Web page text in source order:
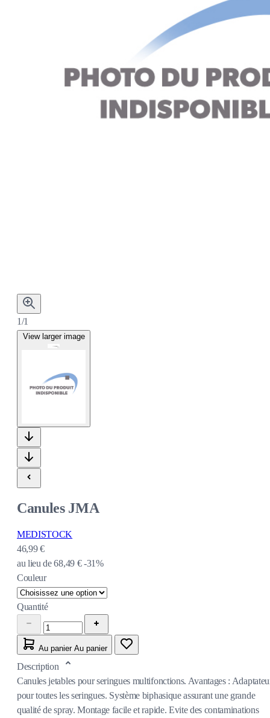
1/1
View larger image
Canules JMA
MEDISTOCK
46,99 €
au lieu de68,49 € -31%
Couleur
Quantité
Au panier Au panier
Description
Canules jetables pour seringues multifonctions. Avantages :
pour toutes les seringues. Système biphasique assurant une grande
qualité de spray. Montage facile et rapide. Evite des contaminations